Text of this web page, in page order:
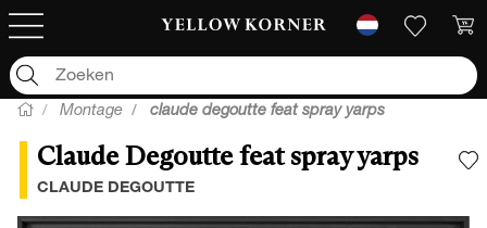
Montage claude degoutte feat spray yarps
Claude Degoutte feat spray yarps
CLAUDE DEGOUTTE